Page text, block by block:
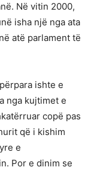
Në vitin 2000,
isha një nga ata
atë parlament të
ishte e
nga kujtimet e
copë pas
që i kishim
e
Por e dinim se